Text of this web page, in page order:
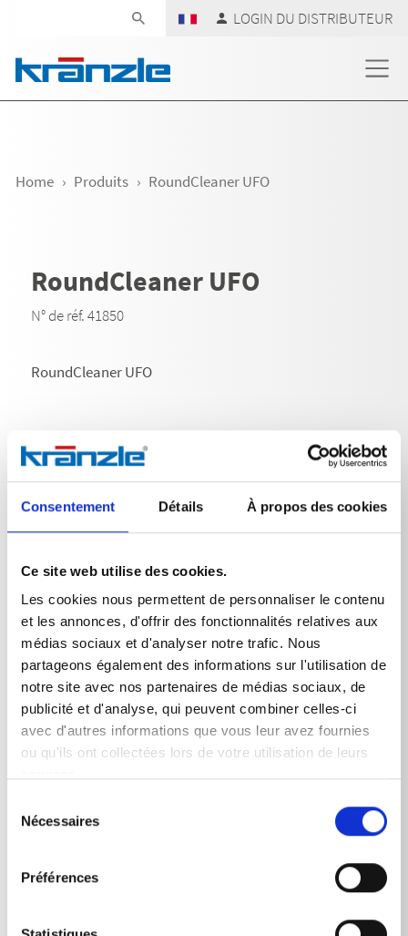
Consentement Détails À propos des cookies
Ce site web utilise des cookies.
Les cookies nous permettent de personnaliser le contenu
et les annonces, d'offrir des fonctionnalités relatives aux
médias sociaux et d'analyser notre trafic. Nous
partageons également des informations sur l'utilisation de
notre site avec nos partenaires de médias sociaux, de
publicité et d'analyse, qui peuvent combiner celles-ci
avec d'autres informations que vous leur avez fournies
ou qu'ils ont collectées lors de votre utilisation de leurs
Nécessaires
Préférences
LOGIN DU DISTRIBUTEUR
Home Produits RoundCleaner UFO
RoundCleaner UFO
N° de réf. 41850
RoundCleaner UFO
Données techniques
DONNÉES TECHNIQUES
Poids
RoundCleaner UFO
2,257kg